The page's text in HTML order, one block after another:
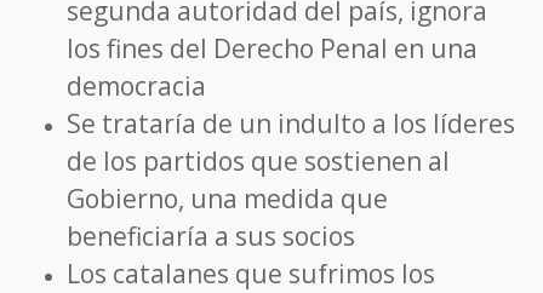
segunda autoridad del país, ignora
los fines del Derecho Penal en una
democracia
Se trataría de un indulto a los líderes
de los partidos que sostienen al
Gobierno, una medida que
beneficiaría a sus socios
Los catalanes que sufrimos los